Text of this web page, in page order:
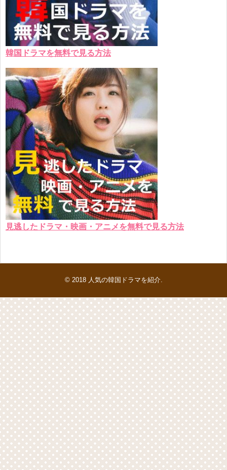
韓国ドラマを無料で見る方法
見逃したドラマ・映画・アニメを無料で見る方法
© 2018 人気の韓国ドラマを紹介.